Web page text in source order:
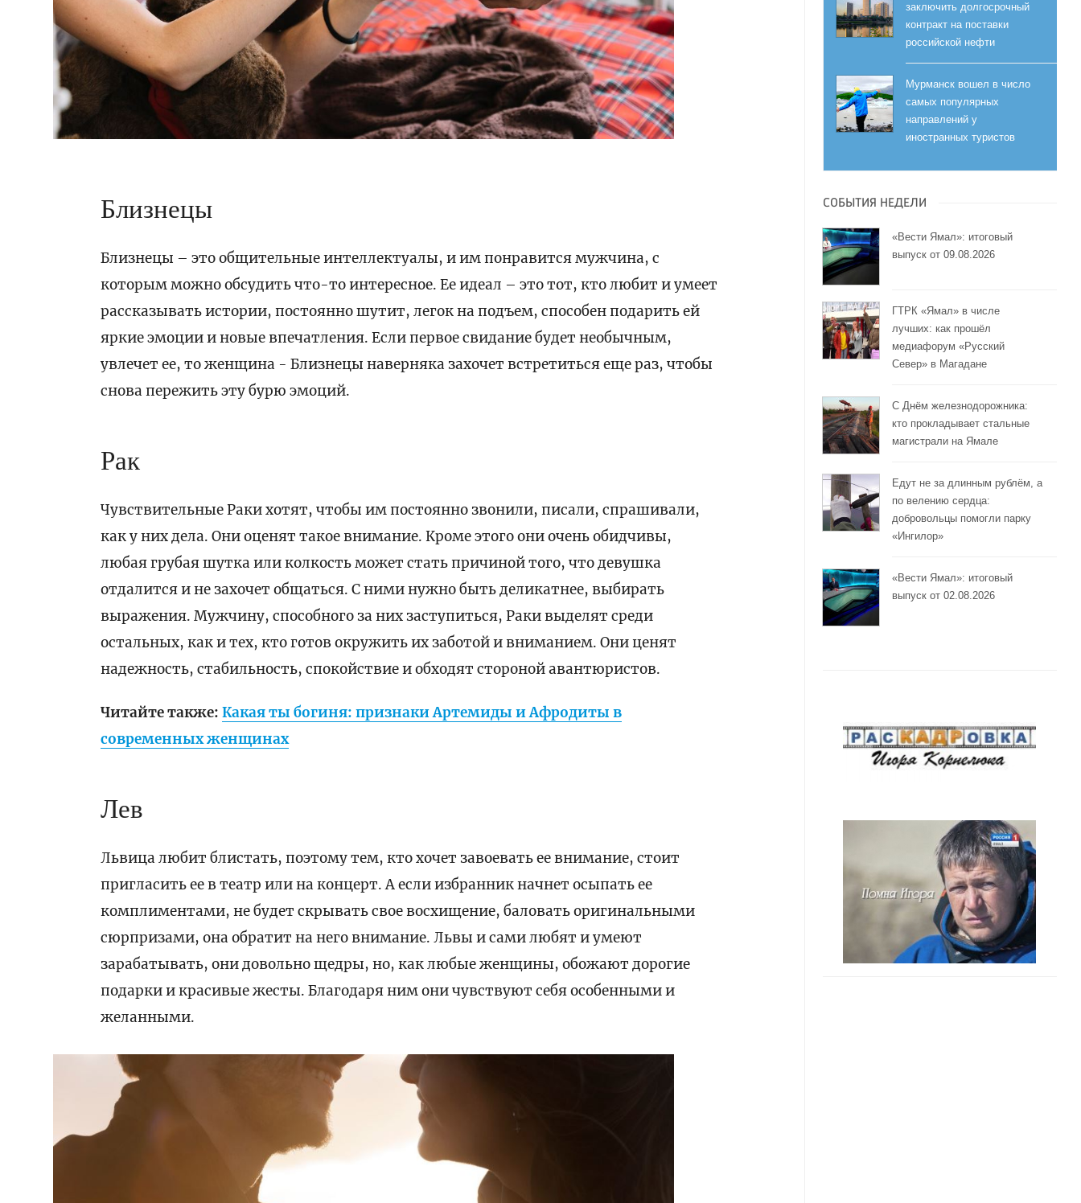
Близнецы
Близнецы – это общительные интеллектуалы, и им понравится мужчина, с
которым можно обсудить что-то интересное. Ее идеал – это тот, кто любит и умеет
рассказывать истории, постоянно шутит, легок на подъем, способен подарить ей
яркие эмоции и новые впечатления. Если первое свидание будет необычным,
увлечет ее, то женщина - Близнецы наверняка захочет встретиться еще раз, чтобы
снова пережить эту бурю эмоций.
Рак
Чувствительные Раки хотят, чтобы им постоянно звонили, писали, спрашивали,
как у них дела. Они оценят такое внимание. Кроме этого они очень обидчивы,
любая грубая шутка или колкость может стать причиной того, что девушка
отдалится и не захочет общаться. С ними нужно быть деликатнее, выбирать
выражения. Мужчину, способного за них заступиться, Раки выделят среди
остальных, как и тех, кто готов окружить их заботой и вниманием. Они ценят
надежность, стабильность, спокойствие и обходят стороной авантюристов.
Читайте также:Какая ты богиня: признаки Артемиды и Афродиты в
современных женщинах
Лев
Львица любит блистать, поэтому тем, кто хочет завоевать ее внимание, стоит
пригласить ее в театр или на концерт. А если избранник начнет осыпать ее
комплиментами, не будет скрывать свое восхищение, баловать оригинальными
сюрпризами, она обратит на него внимание. Львы и сами любят и умеют
зарабатывать, они довольно щедры, но, как любые женщины, обожают дорогие
подарки и красивые жесты. Благодаря ним они чувствуют себя особенными и
желанными.
заключить долгосрочный
контракт на поставки
российской нефти
Мурманск вошел в число
самых популярных
направлений у
иностранных туристов
СОБЫТИЯ НЕДЕЛИ
«Вести Ямал»: итоговый
выпуск от 09.08.2026
ГТРК «Ямал» в числе
лучших: как прошёл
медиафорум «Русский
Север» в Магадане
С Днём железнодорожника:
кто прокладывает стальные
магистрали на Ямале
Едут не за длинным рублём, а
по велению сердца:
добровольцы помогли парку
«Ингилор»
«Вести Ямал»: итоговый
выпуск от 02.08.2026